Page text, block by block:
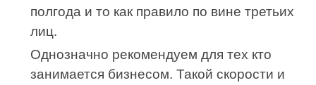
полгода и то как правило по вине третьих
лиц.
Однозначно рекомендуем для тех кто
занимается бизнесом. Такой скорости и